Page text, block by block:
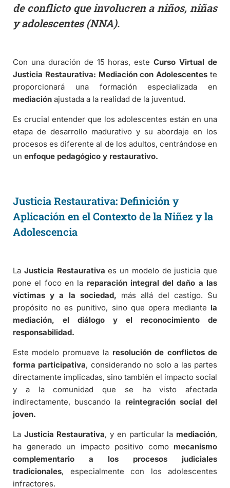
de conflicto que involucren a niños, niñas
y adolescentes (NNA).
Con una duración de 15 horas, esteCurso Virtual de
Justicia Restaurativa: Mediación con Adolescentes te
proporcionará una formación especializada en
mediación ajustada a la realidad de la juventud.
Es crucial entender que los adolescentes están en una
etapa de desarrollo madurativo y su abordaje en los
procesos es diferente al de los adultos, centrándose en
un enfoque pedagógico y restaurativo.
Justicia Restaurativa: Definición y
Aplicación en el Contexto de la Niñez y la
Adolescencia
La Justicia Restaurativa es un modelo de justicia que
pone el foco en la reparación integral del daño a las
víctimas y a la sociedad, más allá del castigo. Su
propósito no es punitivo, sino que opera mediante la
mediación, el diálogo y el reconocimiento de
responsabilidad.
Este modelo promueve la resolución de conflictos de
forma participativa, considerando no solo a las partes
directamente implicadas, sino también el impacto social
y a la comunidad que se ha visto afectada
indirectamente, buscando la reintegración social del
joven.
La Justicia Restaurativa, y en particular la mediación,
ha generado un impacto positivo como mecanismo
complementario a los procesos judiciales
tradicionales, especialmente con los adolescentes
infractores.